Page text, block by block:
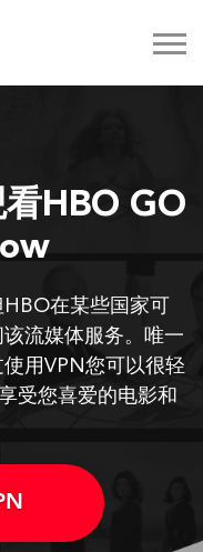
HBO GO
在某些国家可
流媒体服务。唯一
用VPN您可以很轻
受您喜爱的电影和